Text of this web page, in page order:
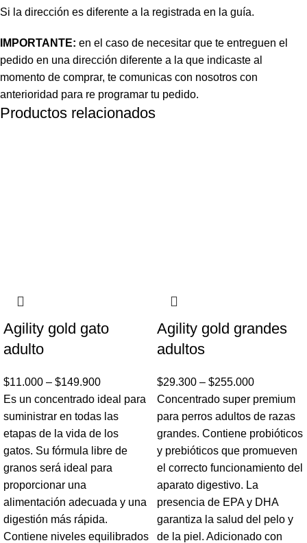
Si la dirección es diferente a la registrada en la guía.
IMPORTANTE: en el caso de necesitar que te entreguen el
pedido en una dirección diferente a la que indicaste al
momento de comprar, te comunicas con nosotros con
anterioridad para re programar tu pedido.
Productos relacionados
Agility gold gato
adulto
$11.000 – $149.900
Es un concentrado ideal para
suministrar en todas las
etapas de la vida de los
gatos. Su fórmula libre de
granos será ideal para
proporcionar una
alimentación adecuada y una
digestión más rápida.
Contiene niveles equilibrados
Agility gold grandes
adultos
$29.300 – $255.000
Concentrado super premium
para perros adultos de razas
grandes. Contiene probióticos
y prebióticos que promueven
el correcto funcionamiento del
aparato digestivo. La
presencia de EPA y DHA
garantiza la salud del pelo y
de la piel. Adicionado con